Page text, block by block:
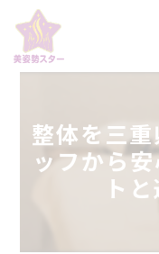
整体を三
ッフから
ト